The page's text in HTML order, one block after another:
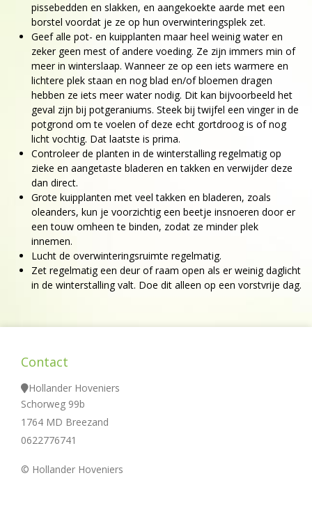
pissebedden en slakken, en aangekoekte aarde met een
borstel voordat je ze op hun overwinteringsplek zet.
Geef alle pot- en kuipplanten maar heel weinig water en
zeker geen mest of andere voeding. Ze zijn immers min of
meer in winterslaap. Wanneer ze op een iets warmere en
lichtere plek staan en nog blad en/of bloemen dragen
hebben ze iets meer water nodig. Dit kan bijvoorbeeld het
geval zijn bij potgeraniums. Steek bij twijfel een vinger in de
potgrond om te voelen of deze echt gortdroog is of nog
licht vochtig. Dat laatste is prima.
Controleer de planten in de winterstalling regelmatig op
zieke en aangetaste bladeren en takken en verwijder deze
dan direct.
Grote kuipplanten met veel takken en bladeren, zoals
oleanders, kun je voorzichtig een beetje insnoeren door er
een touw omheen te binden, zodat ze minder plek
innemen.
Lucht de overwinteringsruimte regelmatig.
Zet regelmatig een deur of raam open als er weinig daglicht
in de winterstalling valt. Doe dit alleen op een vorstvrije dag.
Contact
Hollander Hoveniers
Schorweg 99b
1764 MD Breezand
0622776741
© Hollander Hoveniers